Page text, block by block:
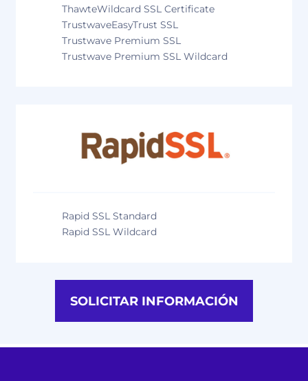
ThawteWildcard SSL Certificate
TrustwaveEasyTrust SSL
Trustwave Premium SSL
Trustwave Premium SSL Wildcard
Rapid SSL Standard
Rapid SSL Wildcard
SOLICITAR INFORMACIÓN